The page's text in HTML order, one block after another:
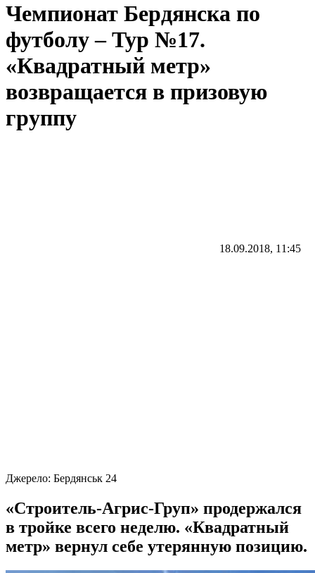
Чемпионат Бердянска по
футболу – Тур №17.
«Квадратный метр»
возвращается в призовую
группу
18.09.2018, 11:45
Джерело: Бердянськ 24
«Строитель-Агрис-Груп» продержался
в тройке всего неделю. «Квадратный
метр» вернул себе утерянную позицию.